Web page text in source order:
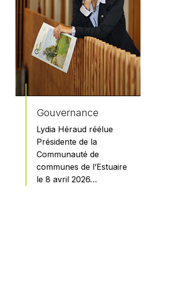
Gouvernance
Lydia Héraud réélue
Présidente de la
Communauté de
communes de l’Estuaire
le 8 avril 2026…